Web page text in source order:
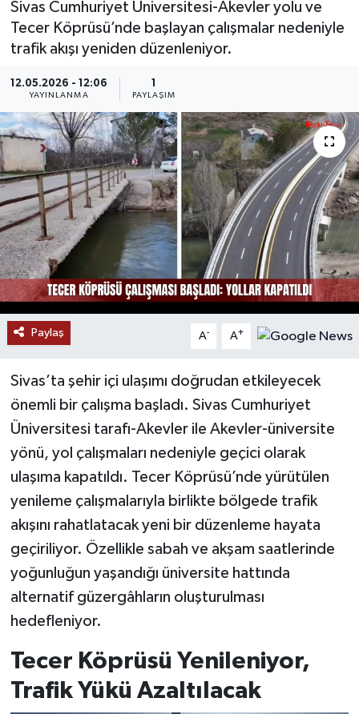
Sivas Cumhuriyet Üniversitesi-Akevler yolu ve
Tecer Köprüsü’nde başlayan çalışmalar nedeniyle
trafik akışı yeniden düzenleniyor.
12.05.2026 - 12:06
YAYINLANMA
1
PAYLAŞIM
Paylaş A- A+
Sivas’ta şehir içi ulaşımı doğrudan etkileyecek
önemli bir çalışma başladı. Sivas Cumhuriyet
Üniversitesi tarafı-Akevler ile Akevler-üniversite
yönü, yol çalışmaları nedeniyle geçici olarak
ulaşıma kapatıldı. Tecer Köprüsü’nde yürütülen
yenileme çalışmalarıyla birlikte bölgede trafik
akışını rahatlatacak yeni bir düzenleme hayata
geçiriliyor. Özellikle sabah ve akşam saatlerinde
yoğunluğun yaşandığı üniversite hattında
alternatif güzergâhların oluşturulması
hedefleniyor.
Tecer Köprüsü Yenileniyor,
Trafik Yükü Azaltılacak
MAGAZİN
RESMİ İLANLAR
SAĞLIK
SİYASET
SOSYAL YARDIMLAR
SPONSORLU YAZI
SPOR
YAŞAM